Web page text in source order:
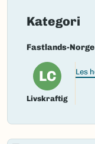
Kategori
Fastlands-Norge
LC
Livskraftig
Les